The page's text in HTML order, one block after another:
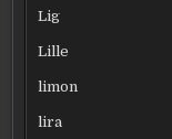
Lig
Lille
limon
lira